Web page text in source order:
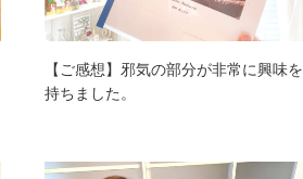
【ご感想】邪気の部分が非常に興味を
持ちました。